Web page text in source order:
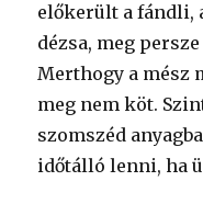
előkerült a fándli,
dézsa, meg
Merthogy a mész
meg nem köt.
szomszéd
időtálló lenni, ha